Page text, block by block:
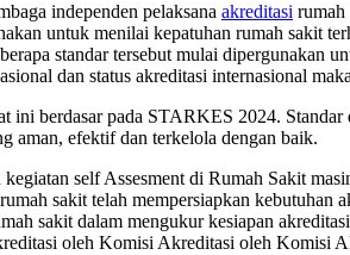
independen pelaksana akreditasi rumah
untuk menilai kepatuhan rumah sakit
standar tersebut mulai dipergunakan
dan status akreditasi internasional
ini berdasar pada STARKES 2024.
aman, efektif dan terkelola dengan baik.
self Assesment di Rumah Sakit
sakit telah mempersiapkan kebutuhan
sakit dalam mengukur kesiapan
oleh Komisi Akreditasi oleh Komisi